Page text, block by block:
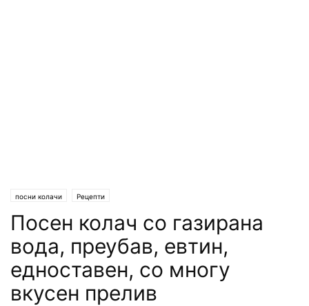
посни колачи Рецепти
Посен колач со газирана
вода, преубав, евтин,
едноставен, со многу
вкусен прелив